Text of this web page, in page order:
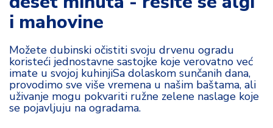
M
oj
i mahovine
Možete dubinski očistiti svoju drvenu ogradu
koristeći jednostavne sastojke koje verovatno već
imate u svojoj kuhinjiSa dolaskom sunčanih dana,
provodimo sve više vremena u našim baštama, ali
uživanje mogu pokvariti ružne zelene naslage koje
se pojavljuju na ogradama.